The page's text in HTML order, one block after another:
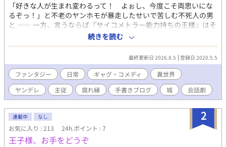
「好きな人が生まれ変わるって！ よぉし、今度こそ両思いにな
るぞっ！」と不老のヤンホモが暴走したせいで苦しむ不死人の男
と ―― 一方、言うならば『サイコメトラー能力持ちの王様』はそ
の従者にえらくパワハラやら何やら思うところあり……？ とか
く、それに関連した者らのブツ切り話。 ※倫理観薄めの汚いダー
クファンタジーです ※「♂同性愛者がまぁぼちぼちいますよ」と
いう程度で、それがメインというわけでもないです キャラ属性で
言うと【性虐待被害者死にたがり/ネグレクト娘/悪食盗っ人/腐女
子猫娘/監禁ヤンホモ/サイコメトラー猫口王様/←に粘着している
眉無し甘党/己を正当化するカニバetc】 ※男女CPもありますが、
それのR18はありません ※時系列バラバラに描いたものを改めて
時系列に並べ直しているので「最新のものが絵が上手い」という
わけではない事があります ※手書きブログ、というところで描き
なぐっていた作品です。仕様が変わって描き味が変わったので完
全新作が投稿されることはありません
続きを読む
最終更新日 2026.8.5 登録日 2020.5.5
ファンタジー 日常 ギャグ・コメディ
異世界
ヤンデレ
主従 腐れ縁 手書きブログ 城 会話劇
2
連載中 なし
お気に入り : 213 24h.ポイント : 7
王子様、お手をどうぞ